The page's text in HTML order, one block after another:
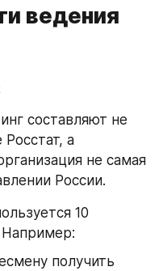
ведения
составляют не
не самая
России.
10
Например: